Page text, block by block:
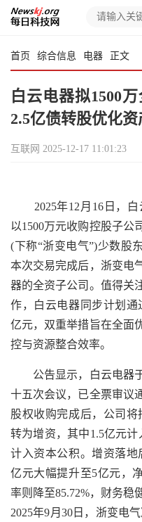
首页 综合信息 电器 正文
白云电器拟1500
2.5亿债转股优化
互联网 2025-12-17 11:01:23
2025年12月16日，白
以1500万元收购控股子公
(下称“浙变电气”)少数股
本次交易完成后，浙变电
器的全资子公司。值得关
作，白云电器同步计划
亿元，双重举措旨在全面
控与资源整合效率。
公告显示，白云电器于
十五次会议，已全票审议
股权收购完成后，公司
转为增资，其中1.5亿元
计入资本公积。增资落
亿元大幅提升至5亿元，
率则降至85.72%，财务稳
2025年9月30日，浙变电